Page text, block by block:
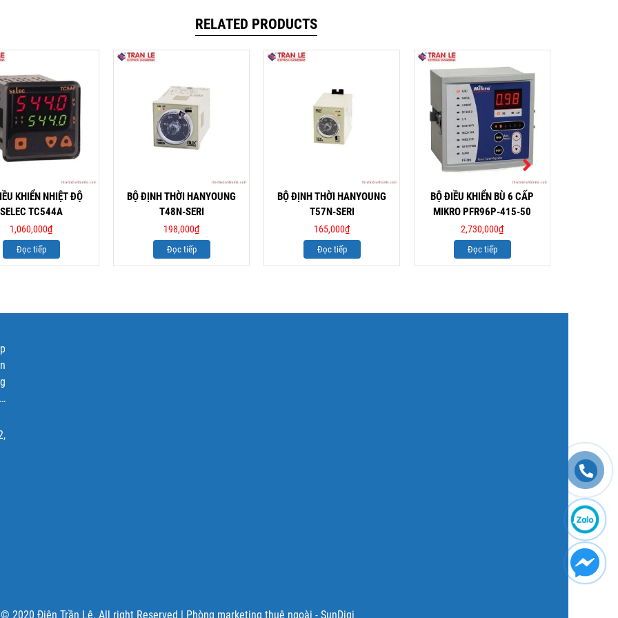
RELATED PRODUCTS
KHIỂN NHIỆT ĐỘ
SELEC TC544A
1,060,000₫
Đọc tiếp
BỘ ĐỊNH THỜI HANYOUNG
T48N-SERI
198,000₫
Đọc tiếp
BỘ ĐỊNH THỜI HANYOUNG
T57N-SERI
165,000₫
Đọc tiếp
BỘ ĐIỀU KHIỂN BÙ 6 CẤP
MIKRO PFR96P-415-50
2,730,000₫
Đọc tiếp
2020 Điện Trần Lê. All right Reserved | Phòng marketing thuê ngoài - SunDigi